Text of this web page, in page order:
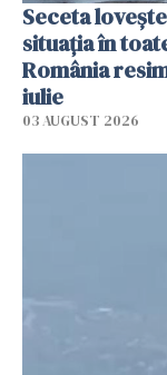
Seceta
situația în
România
iulie
03 AUGUST 2026